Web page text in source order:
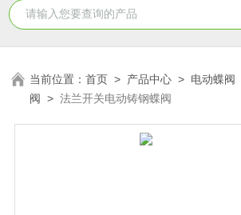
当前位置：首页 > 产品中心 > 电动蝶阀
阀 >法兰开关电动铸钢蝶阀